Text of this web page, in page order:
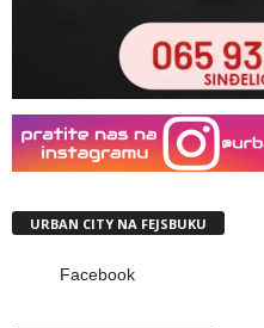
URBAN CITY NA FEJSBUKU
Facebook